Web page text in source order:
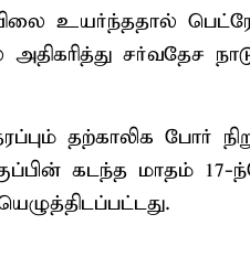
உயர்ந்ததால்
சர்வதேச
தற்காலிக போர்
கடந்த மாதம் 17-